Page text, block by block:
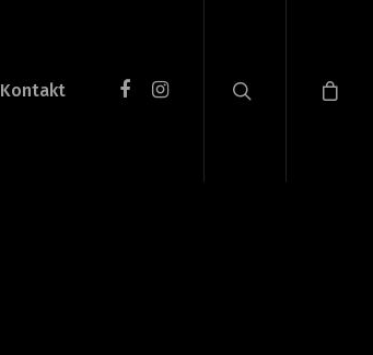
Kontakt